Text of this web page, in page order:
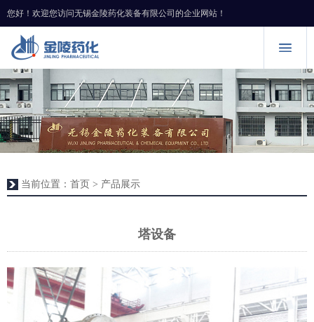
您好！欢迎您访问无锡金陵药化装备有限公司的企业网站！
当前位置： 首页 > 产品展示
塔设备